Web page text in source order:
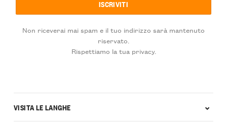
Non riceverai mai spam e il tuo indirizzo sarà mantenuto
riservato.
Rispettiamo la tua privacy.
VISITA LE LANGHE